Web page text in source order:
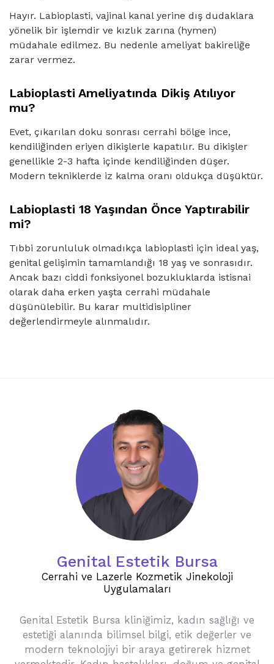
Hayır. Labioplasti, vajinal kanal yerine dış dudaklara
yönelik bir işlemdir ve kızlık zarına (hymen)
müdahale edilmez. Bu nedenle ameliyat bakireliğe
zarar vermez.
Labioplasti Ameliyatında Dikiş Atılıyor
mu?
Evet, çıkarılan doku sonrası cerrahi bölge ince,
kendiliğinden eriyen dikişlerle kapatılır. Bu dikişler
genellikle 2-3 hafta içinde kendiliğinden düşer.
Modern tekniklerde iz kalma oranı oldukça düşüktür.
Labioplasti 18 Yaşından Önce Yaptırabilir
mi?
Tıbbi zorunluluk olmadıkça labioplasti için ideal yaş,
genital gelişimin tamamlandığı 18 yaş ve sonrasıdır.
Ancak bazı ciddi fonksiyonel bozukluklarda istisnai
olarak daha erken yaşta cerrahi müdahale
düşünülebilir. Bu karar multidisipliner
değerlendirmeyle alınmalıdır.
Genital Estetik Bursa
Cerrahi ve Lazerle Kozmetik Jinekoloji
Uygulamaları
Genital Estetik Bursa kliniğimiz, kadın sağlığı ve
estetiği alanında bilimsel bilgi, etik değerler ve
modern teknolojiyi bir araya getirerek hizmet